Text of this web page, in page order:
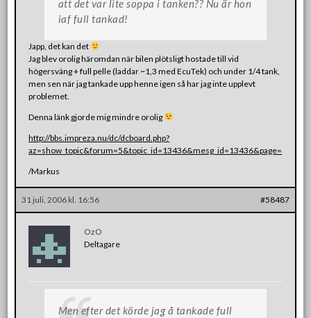
att det var lite soppa i tanken?? Nu är hon
iaf full tankad!
Japp, det kan det
Jag blev orolig häromdan när bilen plötsligt hostade till vid
högersväng + full pelle (laddar ~1,3 med EcuTek) och under 1/4 tank,
men sen när jag tankade upp henne igen så har jag inte upplevt
problemet.
Denna länk gjorde mig mindre orolig
http://bbs.impreza.nu/dc/dcboard.php?
az=show_topic&forum=5&topic_id=13436&mesg_id=13436&page=
/Markus
31 juli, 2006 kl. 16:56 #58487
OzO
Deltagare
Men efter det körde jag å tankade full